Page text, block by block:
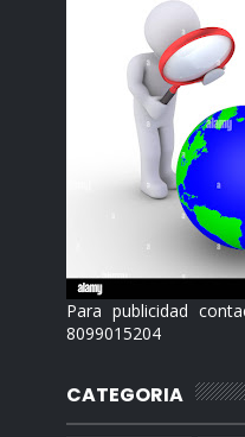
Para publicidad
8099015204
CATEGORIA